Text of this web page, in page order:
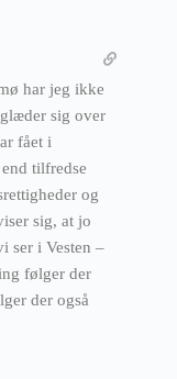
har jeg ikke
sig over
fået i
tilfredse
og
sig, at jo
ser i Vesten –
følger der
der også